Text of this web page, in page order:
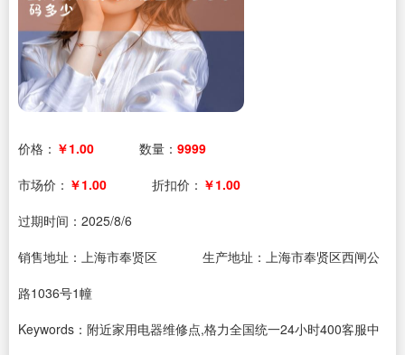
价格： ￥1.00 数量： 9999
市场价： ￥1.00 折扣价： ￥1.00
过期时间： 2025/8/6
销售地址：上海市奉贤区
生产地址：上海市奉贤区西闸公
路1036号1幢
Keywords：附近家用电器维修点,格力全国统一24小时400客服中